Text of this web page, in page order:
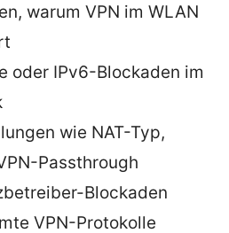
warum VPN im WLAN
oder IPv6-Blockaden im
wie NAT-Typ,
Passthrough
Blockaden
VPN-Protokolle